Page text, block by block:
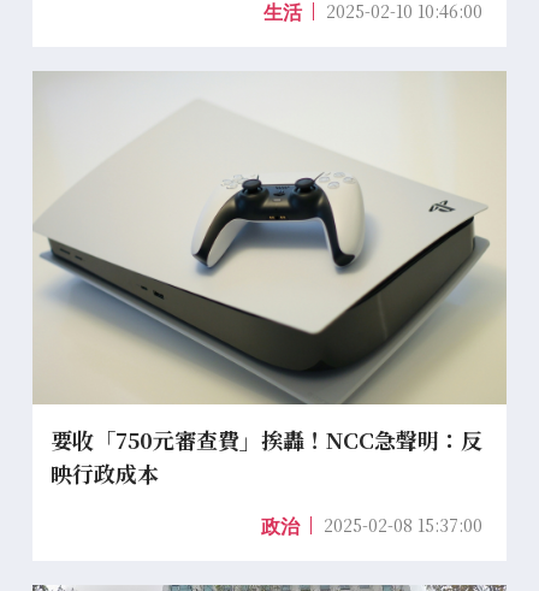
生活 2025-02-10 10:46:00
要收「750元審查費」挨轟！NCC急聲明：反
映行政成本
政治 2025-02-08 15:37:00